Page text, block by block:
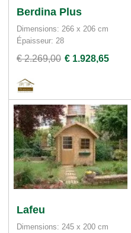
Berdina Plus
Dimensions: 266 x 206 cm
Épaisseur: 28
€ 2.269,00 € 1.928,65
Lafeu
Dimensions: 245 x 200 cm